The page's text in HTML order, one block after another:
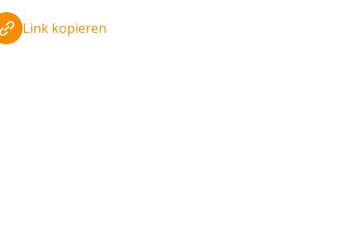
Link kopieren